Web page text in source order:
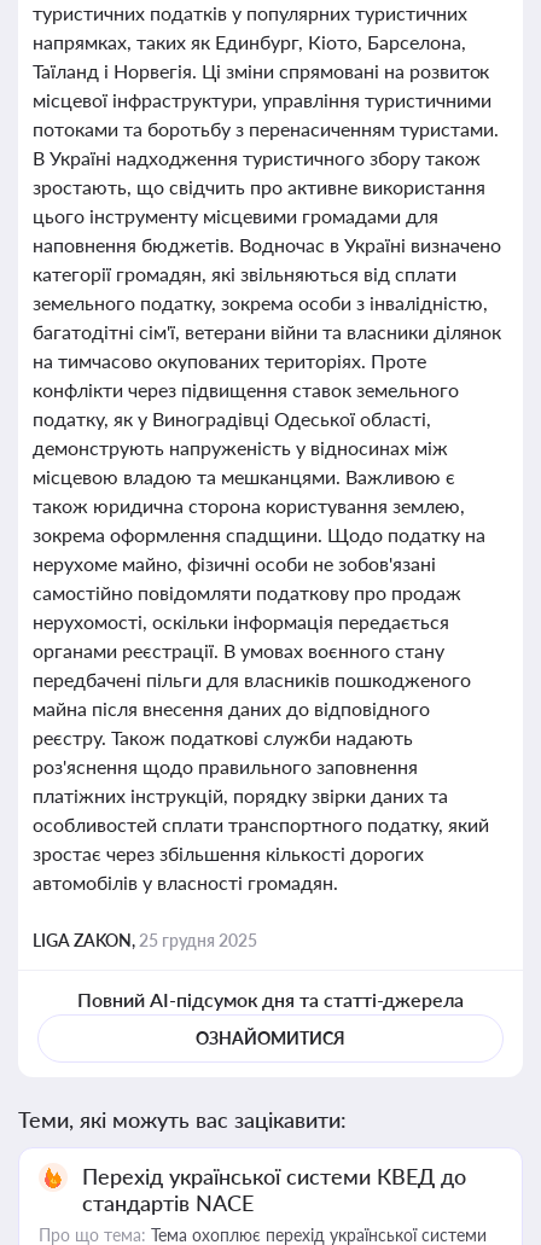
туристичних податків у популярних туристичних
напрямках, таких як Единбург, Кіото, Барселона,
Таїланд і Норвегія. Ці зміни спрямовані на розвиток
місцевої інфраструктури, управління туристичними
потоками та боротьбу з перенасиченням туристами.
В Україні надходження туристичного збору також
зростають, що свідчить про активне використання
цього інструменту місцевими громадами для
наповнення бюджетів. Водночас в Україні визначено
категорії громадян, які звільняються від сплати
земельного податку, зокрема особи з інвалідністю,
багатодітні сім'ї, ветерани війни та власники ділянок
на тимчасово окупованих територіях. Проте
конфлікти через підвищення ставок земельного
податку, як у Виноградівці Одеської області,
демонструють напруженість у відносинах між
місцевою владою та мешканцями. Важливою є
також юридична сторона користування землею,
зокрема оформлення спадщини. Щодо податку на
нерухоме майно, фізичні особи не зобов'язані
самостійно повідомляти податкову про продаж
нерухомості, оскільки інформація передається
органами реєстрації. В умовах воєнного стану
передбачені пільги для власників пошкодженого
майна після внесення даних до відповідного
реєстру. Також податкові служби надають
роз'яснення щодо правильного заповнення
платіжних інструкцій, порядку звірки даних та
особливостей сплати транспортного податку, який
зростає через збільшення кількості дорогих
автомобілів у власності громадян.
LIGA ZAKON, 25 грудня 2025
Повний AI-підсумок дня та статті-джерела
ОЗНАЙОМИТИСЯ
Теми, які можуть вас зацікавити:
Перехід української системи КВЕД до
стандартів NACE
Про що тема: Тема охоплює перехід української системи